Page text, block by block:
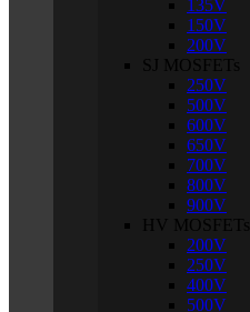
135V
150V
200V
SJ MOSFETs
250V
500V
600V
650V
700V
800V
900V
HV MOSFETs
200V
250V
400V
500V